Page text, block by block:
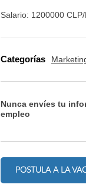
Salario: 1200000 CLP/
Categorías
Nunca envíes tu
empleo
POSTULA A LA